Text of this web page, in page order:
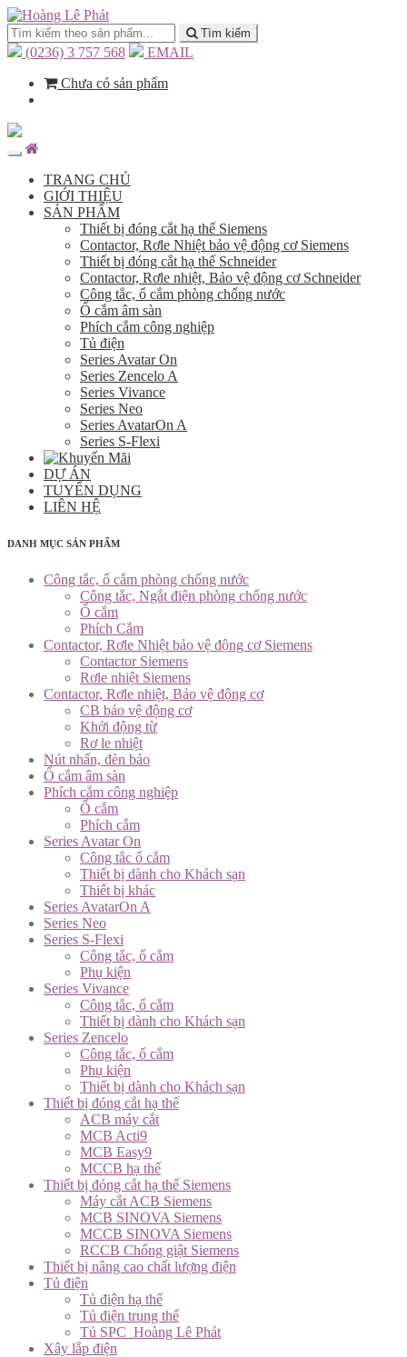
Tìm kiếm
(0236) 3 757 568
EMAIL
Chưa có sản phẩm
TRANG CHỦ
GIỚI THIỆU
SẢN PHẨM
Thiết bị đóng cắt hạ thế Siemens
Contactor, Rơle Nhiệt bảo vệ động cơ Siemens
Thiết bị đóng cắt hạ thế Schneider
Contactor, Rơle nhiệt, Bảo vệ động cơ Schneider
Công tắc, ổ cắm phòng chống nước
Ổ cắm âm sàn
Phích cắm công nghiệp
Tủ điện
Series Avatar On
Series Zencelo A
Series Vivance
Series Neo
Series AvatarOn A
Series S-Flexi
DỰ ÁN
TUYỂN DỤNG
LIÊN HỆ
DANH MỤC SẢN PHẨM
Công tắc, ổ cắm phòng chống nước
Công tắc, Ngắt điện phòng chống nước
Ổ cắm
Phích Cắm
Contactor, Rơle Nhiệt bảo vệ động cơ Siemens
Contactor Siemens
Rơle nhiệt Siemens
Contactor, Rơle nhiệt, Bảo vệ động cơ
CB bảo vệ động cơ
Khởi động từ
Rơ le nhiệt
Nút nhấn, đèn báo
Ổ cắm âm sàn
Phích cắm công nghiệp
Ổ cắm
Phích cắm
Series Avatar On
Công tắc ổ cắm
Thiết bị dành cho Khách sạn
Thiết bị khác
Series AvatarOn A
Series Neo
Series S-Flexi
Công tắc, ổ cắm
Phụ kiện
Series Vivance
Công tắc, ổ cắm
Thiết bị dành cho Khách sạn
Series Zencelo
Công tắc, ổ cắm
Phụ kiện
Thiết bị dành cho Khách sạn
Thiết bị đóng cắt hạ thế
ACB máy cắt
MCB Acti9
MCB Easy9
MCCB hạ thế
Thiết bị đóng cắt hạ thế Siemens
Máy cắt ACB Siemens
MCB SINOVA Siemens
MCCB SINOVA Siemens
RCCB Chống giật Siemens
Thiết bị nâng cao chất lượng điện
Tủ điện
Tủ điện hạ thế
Tủ điện trung thế
Tủ SPC_Hoàng Lê Phát
Xây lắp điện